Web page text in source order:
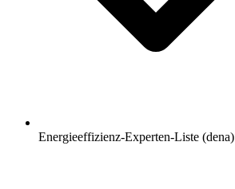
Energieeffizienz-Experten-Liste (dena)